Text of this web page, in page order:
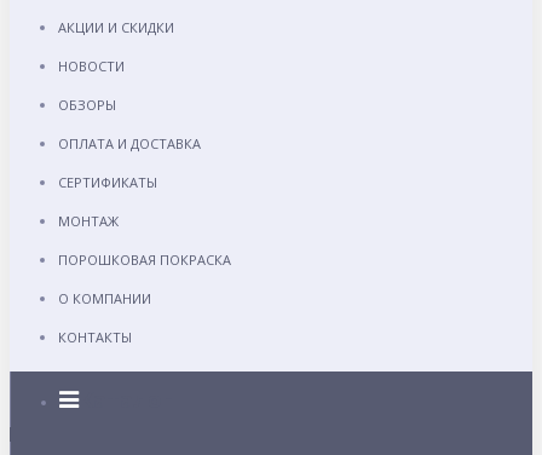
АКЦИИ И СКИДКИ
НОВОСТИ
ОБЗОРЫ
ОПЛАТА И ДОСТАВКА
СЕРТИФИКАТЫ
МОНТАЖ
ПОРОШКОВАЯ ПОКРАСКА
О КОМПАНИИ
КОНТАКТЫ
Каталог